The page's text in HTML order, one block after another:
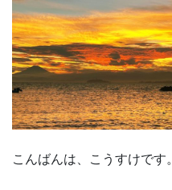
こんばんは、こうすけです。